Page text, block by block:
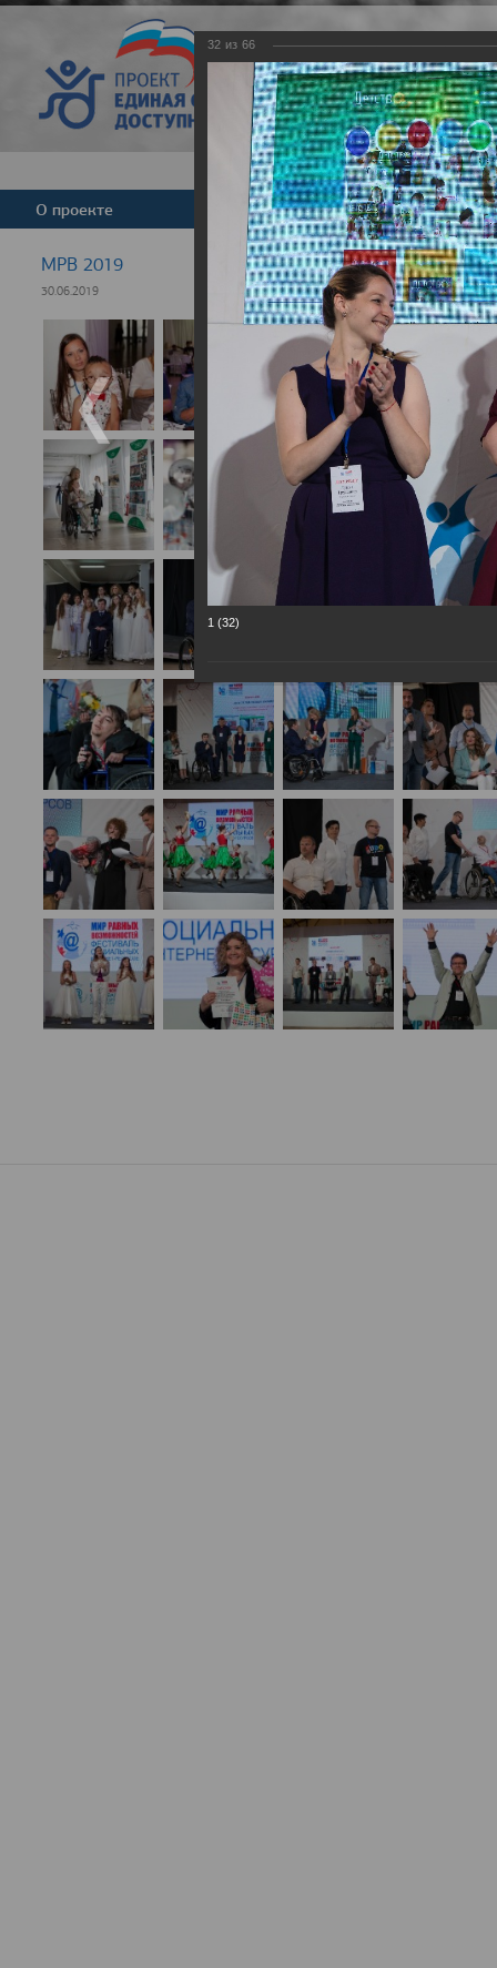
Версия для
О проекте Команда Новости
МРВ 2019
30.06.2019
32 из 66
1 (32)